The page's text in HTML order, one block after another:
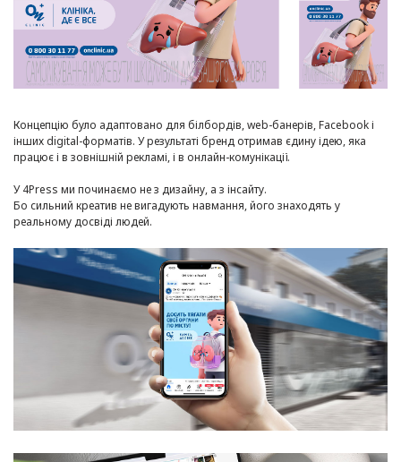
Концепцію було адаптовано для білбордів, web-банерів, Facebook і
інших digital-форматів. У результаті бренд отримав єдину ідею, яка
працює і в зовнішній рекламі, і в онлайн-комунікації.
У 4Press ми починаємо не з дизайну, а з інсайту.
Бо сильний креатив не вигадують навмання, його знаходять у
реальному досвіді людей.